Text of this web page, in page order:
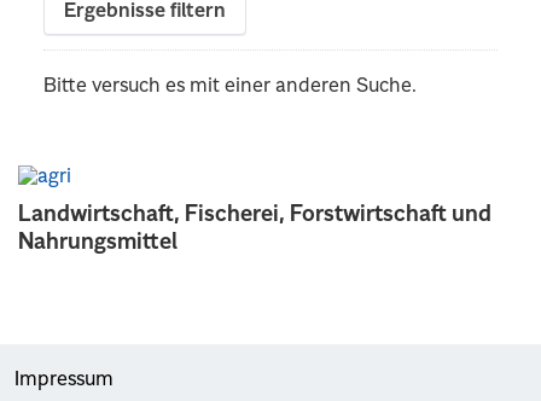
Landwirtschaft, Fischerei, Forstwirtschaft und
Nahrungsmittel
Ergebnisse filtern
Bitte versuch es mit einer anderen Suche.
Impressum